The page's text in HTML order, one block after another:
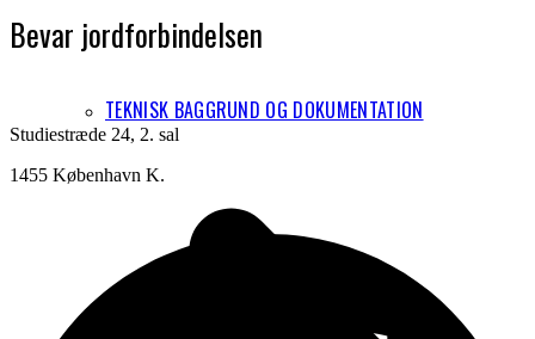
TEKNISK BAGGRUND OG DOKUMENTATION
Bevar jordforbindelsen
Studiestræde 24, 2. sal
1455 København K.